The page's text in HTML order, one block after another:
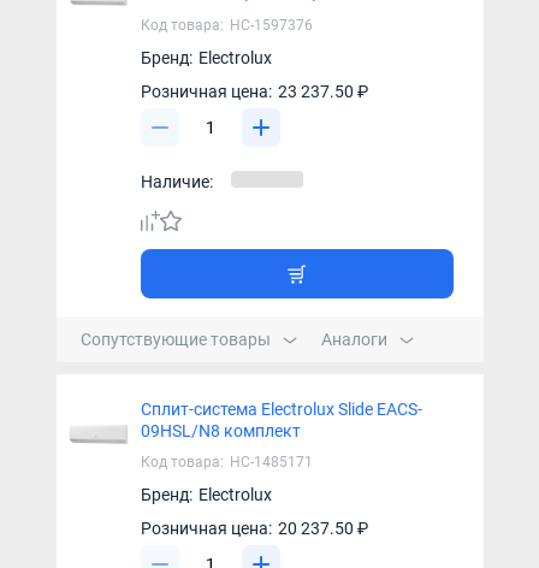
Код товара: НС-1597376
Бренд: Electrolux
Розничная цена: 23 237.50 ₽
Наличие:
Сопутствующие товары Аналоги
Сплит-система Electrolux Slide EACS-
09HSL/N8 комплект
Код товара: НС-1485171
Бренд: Electrolux
Розничная цена: 20 237.50 ₽